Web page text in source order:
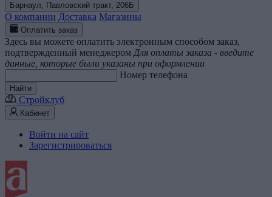
Барнаул, Павловский тракт, 206Б
О компании Доставка Магазины
Оплатить заказ
Здесь вы можете оплатить электронным способом заказ,
подтвержденный менеджером Для оплаты заказа - введите
данные, которые были указаны при оформлении
Номер телефона
Найти
Стройклуб
Кабинет
Войти на сайт
Зарегистрироваться